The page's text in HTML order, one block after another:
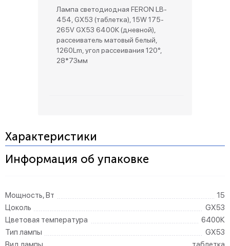
Лампа светодиодная FERON LB-
454, GX53 (таблетка), 15W 175-
265V GX53 6400К (дневной),
рассеиватель матовый белый,
1260Lm, угол рассеивания 120°,
28*73мм
Характеристики
Информация об упаковке
Мощность, Вт
15
Цоколь
GX53
Цветовая температура
6400К
Тип лампы
GX53